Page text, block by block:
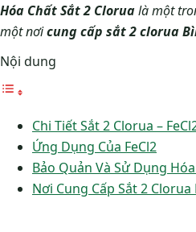
Hóa Chất Sắt 2 Clorualà một
một nơicung cấp sắt 2 clorua
Nội dung
Chi Tiết Sắt 2 Clorua –
Ứng Dụng Của FeCl2
Bảo Quản Và Sử Dụng
Nơi Cung Cấp Sắt 2